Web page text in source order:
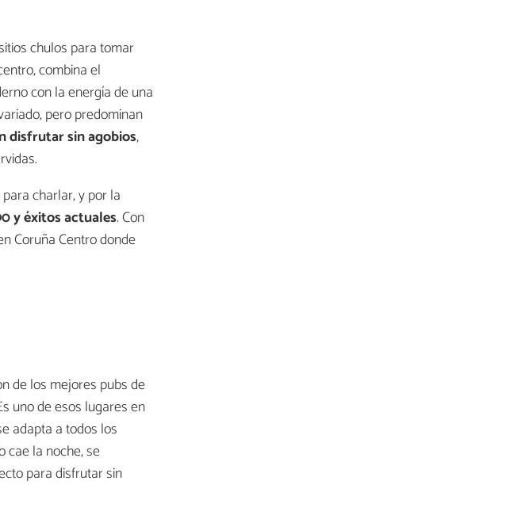
chulos para tomar
combina el
con la energía de una
pero predominan
disfrutar sin agobios,
charlar, y por la
y éxitos actuales. Con
Coruña Centro donde
de los mejores pubs de
uno de esos lugares en
adapta a todos los
cae la noche, se
para disfrutar sin